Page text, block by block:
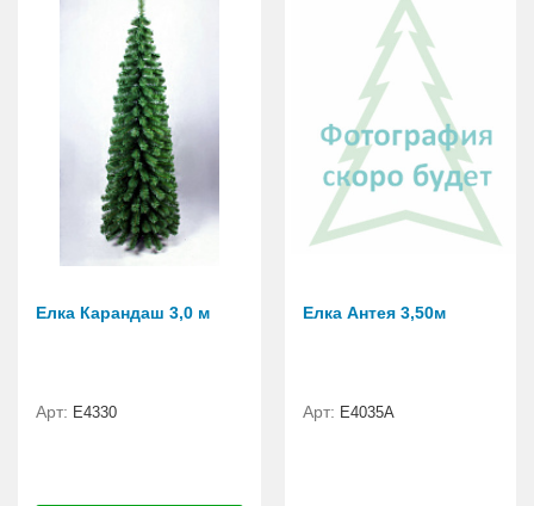
Елка Карандаш 3,0 м
Арт: Е4330
Елка Антея 3,50м
Арт: E4035A